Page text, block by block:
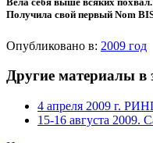
Получила свой первый Nom
Опубликовано в: 2009 год
Другие материалы в
4 апреля 2009 г.
15-16 августа 2009.